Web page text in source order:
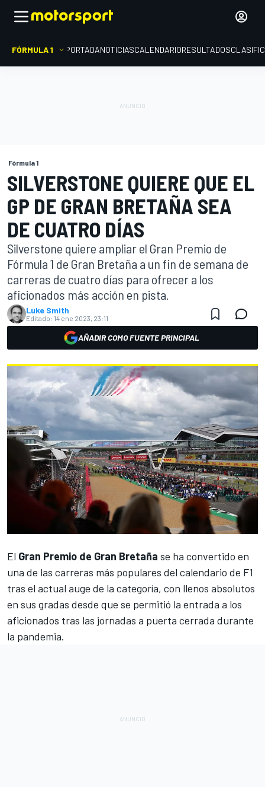
FÓRMULA 1 PORTADANOTICIASCALENDARIORESULTADOS
Fórmula 1
SILVERSTONE QUIERE QUE EL
GP DE GRAN BRETAÑA SEA
DE CUATRO DÍAS
Silverstone quiere ampliar el Gran Premio de
Fórmula 1 de Gran Bretaña a un fin de semana de
carreras de cuatro días para ofrecer a los
aficionados más acción en pista.
Luke Smith
Editado: 14 ene 2023, 23:11
AÑADIR COMO FUENTE PRINCIPAL
El Gran Premio de Gran Bretaña se ha convertido en
una de las carreras más populares del calendario de F1
tras el actual auge de la categoría, con llenos absolutos
en sus gradas desde que se permitió la entrada a los
aficionados tras las jornadas a puerta cerrada durante
la pandemia.